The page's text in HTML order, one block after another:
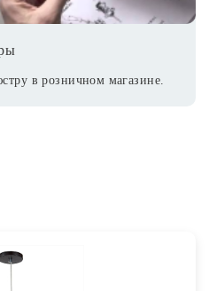
в розничном магазине.